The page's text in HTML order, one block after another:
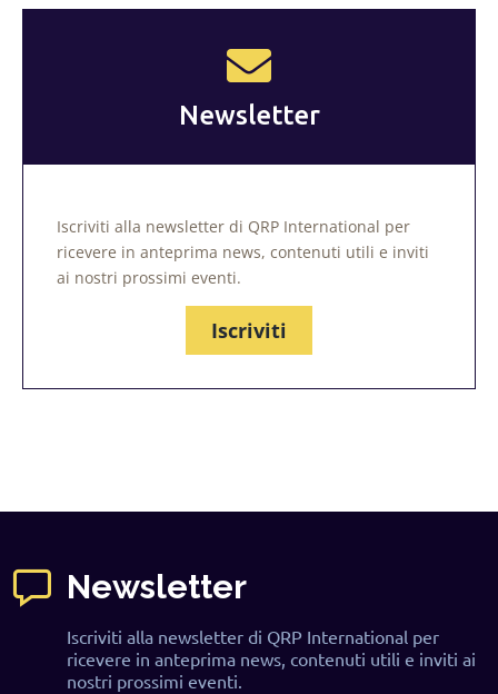
Newsletter
Iscriviti alla newsletter di QRP International per
ricevere in anteprima news, contenuti utili e inviti
ai nostri prossimi eventi.
Iscriviti
Newsletter
Iscriviti alla newsletter di QRP International per
ricevere in anteprima news, contenuti utili e inviti ai
nostri prossimi eventi.